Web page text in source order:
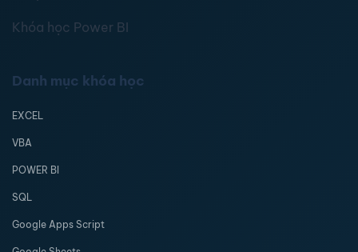
Khóa học Power BI
Danh mục khóa học
EXCEL
VBA
POWER BI
SQL
Google Apps Script